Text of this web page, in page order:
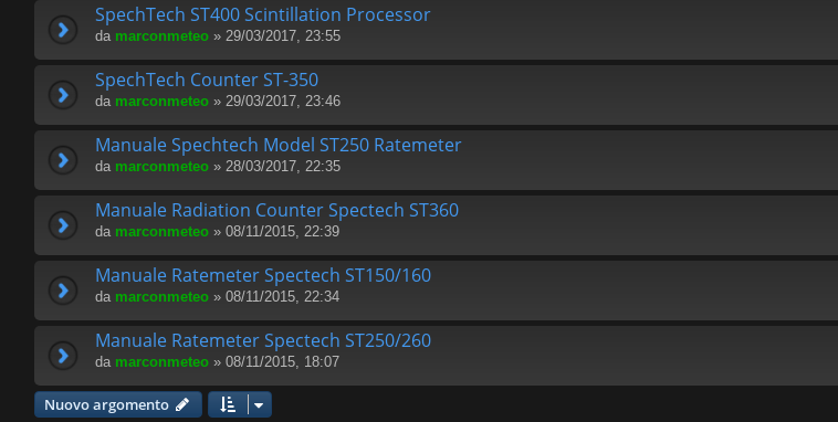
SpechTech ST400 Scintillation Processor
da marconmeteo » 29/03/2017, 23:55
SpechTech Counter ST-350
da marconmeteo » 29/03/2017, 23:46
Manuale Spechtech Model ST250 Ratemeter
da marconmeteo » 28/03/2017, 22:35
Manuale Radiation Counter Spectech ST360
da marconmeteo » 08/11/2015, 22:39
Manuale Ratemeter Spectech ST150/160
da marconmeteo » 08/11/2015, 22:34
Manuale Ratemeter Spectech ST250/260
da marconmeteo » 08/11/2015, 18:07
Nuovo argomento